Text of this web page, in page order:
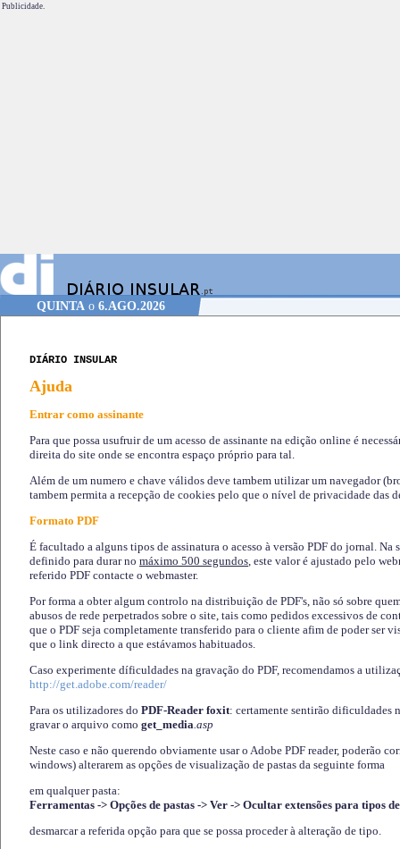
Publicidade.
QUINTAo 6.AGO.2026
DIÁRIO INSULAR
Ajuda
Entrar como assinante
Para que possa usufruir de um acesso de assinante na edição online é
direita do site onde se encontra espaço próprio para tal.
Além de um numero e chave válidos deve tambem utilizar um navegador
tambem permita a recepção de cookies pelo que o nível de privacidade das
Formato PDF
É facultado a alguns tipos de assinatura o acesso à versão PDF do jornal. Na
definido para durar no máximo 500 segundos, este valor é ajustado pelo
referido PDF contacte o webmaster.
Por forma a obter algum controlo na distribuição de PDF's, não só sobre
abusos de rede perpetrados sobre o site, tais como pedidos excessivos de
que o PDF seja completamente transferido para o cliente afim de poder ser
que o link directo a que estávamos habituados.
Caso experimente díficuldades na gravação do PDF, recomendamos a
http://get.adobe.com/reader/
Para os utilizadores do PDF-Reader foxit: certamente sentirão dificuldades
gravar o arquivo como get_media.asp
Neste caso e não querendo obviamente usar o Adobe PDF reader, poderão
windows) alterarem as opções de visualização de pastas da seguinte forma
em qualquer pasta:
Ferramentas -> Opções de pastas -> Ver -> Ocultar extensões para tipos
desmarcar a referida opção para que se possa proceder à alteração de tipo.